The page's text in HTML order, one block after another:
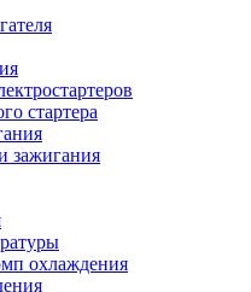
стартера
зажигания
охлаждения